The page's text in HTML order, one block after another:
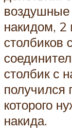
воздушные
накидом, 2
столбиков
столбик с
получился
которого
накида.